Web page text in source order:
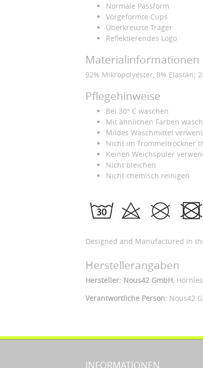
Normale Passform
Vorgeformte Cups
Überkreuzte Träger
Reflektierendes Logo
Materialinformationen
92% Mikropolyester, 8% Elastan;
Pflegehinweise
Bei 30° C waschen
Mit ähnlichen Farben
Mildes Waschmittel
Nicht im Trommeltrockner
Keinen Weichspüler
Nicht bleichen
Nicht chemisch reinigen
Designed and Manufactured in
Herstellerangaben
Hersteller: Nous42 GmbH ,
Verantwortliche Person: Nous42
INFORMATIONEN